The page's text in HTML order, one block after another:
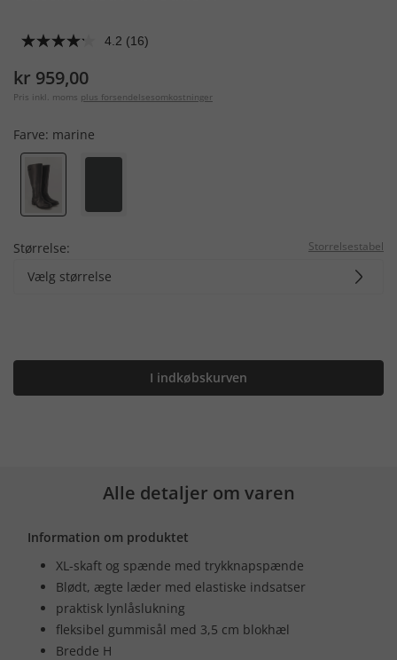
4.2 (16)
kr 959,00
Pris inkl. moms plus forsendelsesomkostninger
Farve: marine
Størrelse: Storrelsestabel
Vælg størrelse
I indkøbskurven
Alle detaljer om varen
Information om produktet
XL-skaft og spænde med trykknapspænde
Blødt, ægte læder med elastiske indsatser
praktisk lynlåslukning
fleksibel gummisål med 3,5 cm blokhæl
Bredde H